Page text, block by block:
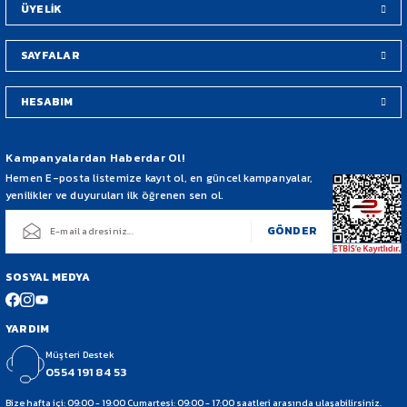
ÜYELİK
SAYFALAR
HESABIM
Kampanyalardan Haberdar Ol!
Hemen E-posta listemize kayıt ol, en güncel kampanyalar,
yenilikler ve duyuruları ilk öğrenen sen ol.
GÖNDER
SOSYAL MEDYA
YARDIM
Müşteri Destek
0554 191 84 53
Bize hafta içi: 09:00 - 19:00 Cumartesi: 09:00 - 17:00 saatleri arasında ulaşabilirsiniz.